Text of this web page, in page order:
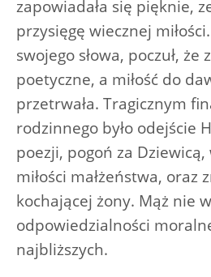
zapowiadała się pięknie,
przysięgę wiecznej
swojego słowa, poczuł, że
poetyczne, a miłość do
przetrwała. Tragicznym
rodzinnego było odejście
poezji, pogoń za
miłości małżeństwa, oraz
kochającej żony. Mąż nie
odpowiedzialności
najbliższych.